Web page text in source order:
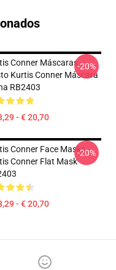
Conner Máscaras
Kurtis Conner Máscara
RB2403
- € 20,70
-20%
Conner Face Masks -
Conner Flat Mask
- € 20,70
-20%